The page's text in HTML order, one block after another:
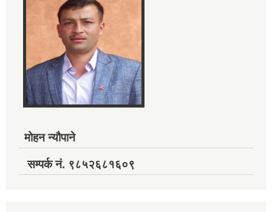
मोहन न्यौपाने
सम्पर्क नं. ९८५२६८१६०९